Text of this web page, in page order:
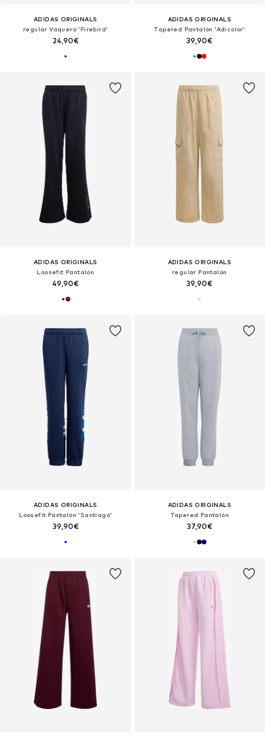
ADIDAS ORIGINALS
regular Vaquero 'Firebird'
24,90€
ADIDAS ORIGINALS
Tapered Pantalón 'Adicolor'
39,90€
ADIDAS ORIGINALS
Loosefit Pantalón
49,90€
ADIDAS ORIGINALS
regular Pantalón
39,90€
ADIDAS ORIGINALS
Loosefit Pantalón 'Santiago'
39,90€
ADIDAS ORIGINALS
Tapered Pantalón
37,90€